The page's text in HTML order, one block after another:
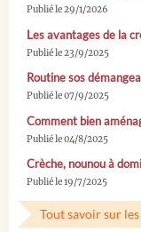
Publié le 29/1/2026
Les avantages de la
Publié le 23/9/2025
Routine sos
Publié le 07/9/2025
Comment bien
Publié le 04/8/2025
Crèche, nounou à
Publié le 19/7/2025
Tout savoir sur